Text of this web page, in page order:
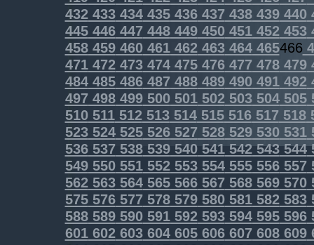
432433434435436437438439440
445446447448449450451452453
458459460461462463464465466
471472473474475476477 478479
484485486487 488489490491492
497498499500501502503504505
510511512513514515516517 518
523524525526527 528529530 531
536537538539540541542543544
549550551552553554555556557
562563564565566567568569570
575576577578579580581582583
588589590591592593594595596
601602603604605606607608609